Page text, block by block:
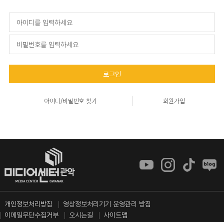
로그인
아이디/비밀번호 찾기 회원가입
개인정보처리방침
영상정보처리기기 운영관리 방침
이메일무단수집거부
오시는길 사이트맵